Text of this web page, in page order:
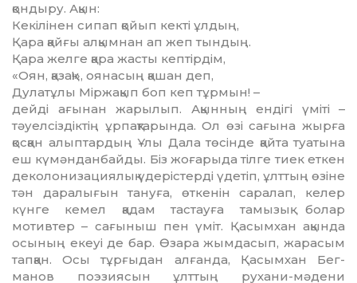
қондыру. Ақын:
Кекілінен сипап қойып кекті ұлдың,
Қара қайғы алқымнан ап жеп тындың.
Қара желге қара жасты кептірдім,
«Оян, қазақ!», оянасың қашан деп,
Дулатұлы Міржақып боп кеп тұрмын! –
дейді ағынан жарылып. Ақынның ендігі үміті –
тәуелсіздіктің ұрпақтарында. Ол өзі сағына жырға
қосқан алыптардың Ұлы Дала төсінде қайта туатына
еш күмәнданбайды. Біз жо­ғарыда тілге тиек еткен
деколонизациялық үдеріс­терді үдетіп, ұлттың өзіне
тән даралығын тануға, өткенін саралап, келер
күнге кемел қадам тастауға тамызық болар
мотивтер – сағыныш пен үміт. Қасымхан ақында
осының екеуі де бар. Өзара жымдасып, жарасым
тап­қан. Осы тұрғыдан алғанда, Қасымхан Бег­
манов поэзиясын ұлттың рухани-мәдени